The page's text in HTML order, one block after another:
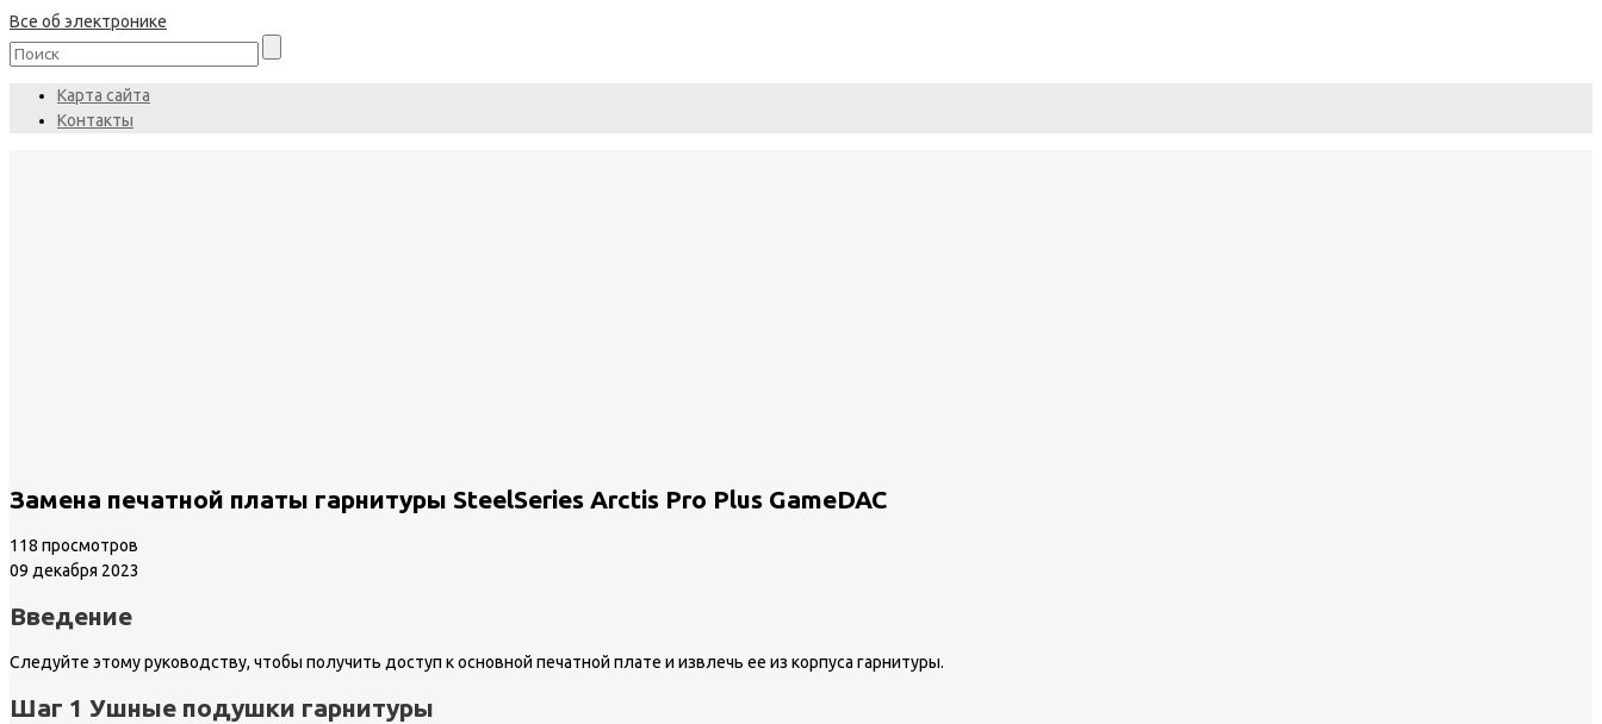
Все об электронике
Карта сайта
Контакты
Замена печатной платы гарнитуры SteelSeries Arctis Pro Plus GameDAC
118 просмотров
09 декабря 2023
Введение
Следуйте этому руководству, чтобы получить доступ к основной печатной плате и извлечь ее из корпуса гарнитуры.
Шаг 1 Ушные подушки гарнитуры